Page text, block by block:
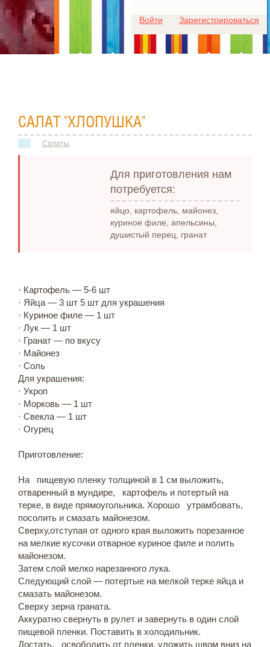
Войти Зарегистрироваться
САЛАТ "ХЛОПУШКА"
Салаты
Для приготовления нам
потребуется:
яйцо, картофель, майонез,
куриное филе, апельсины,
душистый перец, гранат
· Картофель — 5-6 шт
· Яйца — 3 шт 5 шт для украшения
· Куриное филе — 1 шт
· Лук — 1 шт
· Гранат — по вкусу
· Майонез
· Соль
Для украшения:
· Укроп
· Морковь — 1 шт
· Свекла — 1 шт
· Огурец
Приготовление:
На пищевую пленку толщиной в 1 см выложить,
отваренный в мундире, картофель и потертый на
терке, в виде прямоугольника. Хорошо утрамбовать,
посолить и смазать майонезом.
Сверху,отступая от одного края выложить порезанное
на мелкие кусочки отварное куриное филе и полить
майонезом.
Затем слой мелко нарезанного лука.
Следующий слой — потертые на мелкой терке яйца и
смазать майонезом.
Сверху зерна граната.
Аккуратно свернуть в рулет и завернуть в один слой
пищевой пленки. Поставить в холодильник.
Достать, освободить от пленки, уложить швом вниз на
Для любых предложений по